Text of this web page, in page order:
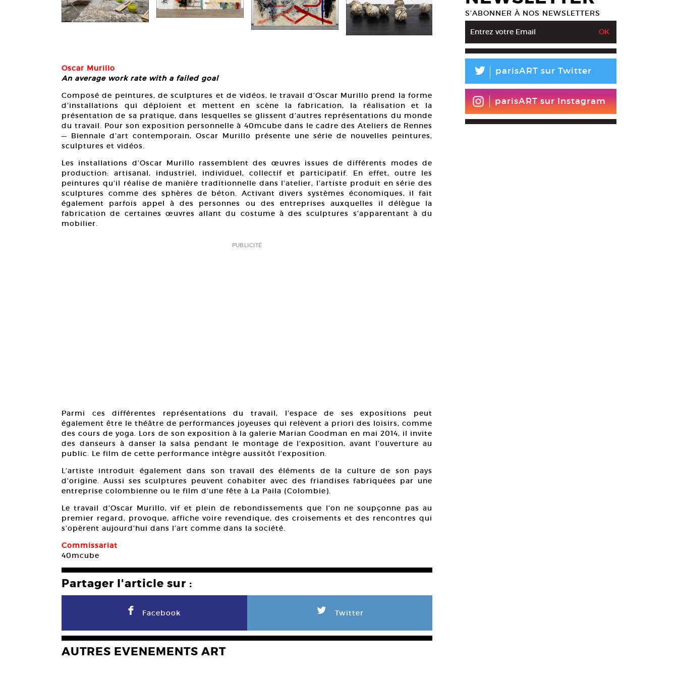
Oscar Murillo
An average work rate with a failed goal
Composé de peintures, de sculptures et de vidéos, le travail d’Oscar Murillo prend la forme
d’installations qui déploient et mettent en scène la fabrication, la réalisation et la
présentation de sa pratique, dans lesquelles se glissent d’autres représentations du monde
du travail. Pour son exposition personnelle à 40mcube dans le cadre des Ateliers de Rennes
— Biennale d’art contemporain, Oscar Murillo présente une série de nouvelles peintures,
sculptures et vidéos.
Les installations d’Oscar Murillo rassemblent des œuvres issues de différents modes de
production: artisanal, industriel, individuel, collectif et participatif. En effet, outre les
peintures qu’il réalise de manière traditionnelle dans l’atelier, l’artiste produit en série des
sculptures comme des sphères de béton. Activant divers systèmes économiques, il fait
également parfois appel à des personnes ou des entreprises auxquelles il délègue la
fabrication de certaines œuvres allant du costume à des sculptures s’apparentant à du
mobilier.
PUBLICITÉ
Parmi ces différentes représentations du travail, l’espace de ses expositions peut
également être le théâtre de performances joyeuses qui relèvent a priori des loisirs, comme
des cours de yoga. Lors de son exposition à la galerie Marian Goodman en mai 2014, il invite
des danseurs à danser la salsa pendant le montage de l’exposition, avant l’ouverture au
public. Le film de cette performance intègre aussitôt l’exposition.
L’artiste introduit également dans son travail des éléments de la culture de son pays
d’origine. Aussi ses sculptures peuvent cohabiter avec des friandises fabriquées par une
entreprise colombienne ou le film d’une fête à La Paila (Colombie).
Le travail d’Oscar Murillo, vif et plein de rebondissements que l’on ne soupçonne pas au
premier regard, provoque, affiche voire revendique, des croisements et des rencontres qui
s’opèrent aujourd’hui dans l’art comme dans la société.
Commissariat
40mcube
Partager l'article sur :
F Facebook L Twitter
AUTRES EVENEMENTS ART
S’ABONNER À NOS NEWSLETTERS
L parisART sur Twitter
parisART sur Instagram